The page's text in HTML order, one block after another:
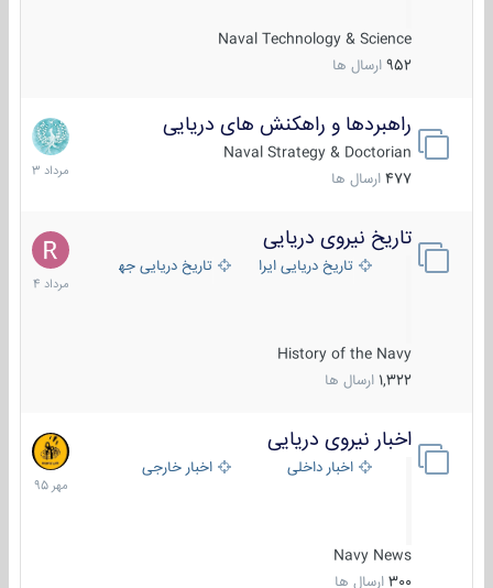
Naval Technology & Science
952 ارسال ها
راهبردها و راهکنش های دریایی
Naval Strategy & Doctorian
477 ارسال ها
2
مرداد
1403
تاریخ نیروی دریایی
تاریخ دریایی ایران تاریخ دریایی جهان
History of the Navy
1,322 ارسال ها
16
مرداد
1404
اخبار نیروی دریایی
اخبار داخلی اخبار خارجی
Navy News
300 ارسال ها
27
مهر
1395